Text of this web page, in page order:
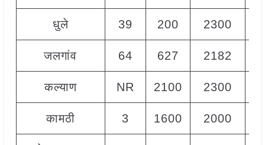
धुले 39 200 2300
जलगांव 64 627 2182
कल्याण NR 2100 2300
कामठी 3 1600 2000